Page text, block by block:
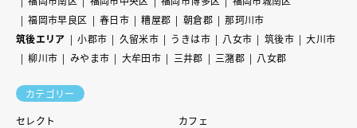
福岡市早良区
春日市 糟屋郡 朝倉郡
那珂川市
筑後エリア
小郡市 久留米市 うきは市 八女市 筑後市
大川市
柳川市
みやま市 大牟田市 三井郡 三潴郡 八女郡
カテゴリー
セレクト
カフェ